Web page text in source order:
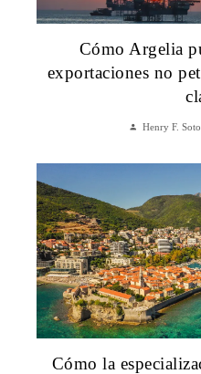
Cómo Argelia
exportaciones no
Henry F. Soto
Cómo la